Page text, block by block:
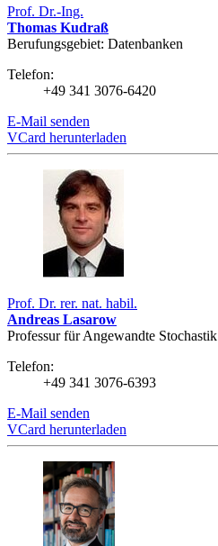
Prof. Dr.-Ing.
Thomas Kudraß
Berufungsgebiet: Datenbanken
Telefon:
+49 341 3076-6420
E-Mail senden
VCard herunterladen
Prof. Dr. rer. nat. habil.
Andreas Lasarow
Professur für Angewandte Stochastik
Telefon:
+49 341 3076-6393
E-Mail senden
VCard herunterladen